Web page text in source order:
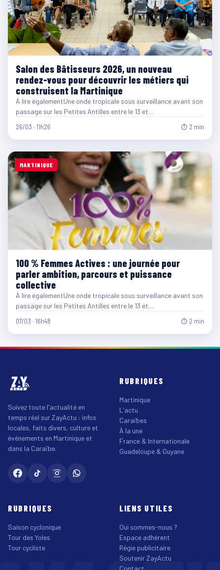
Salon des Bâtisseurs 2026, un nouveau
rendez-vous pour découvrir les métiers qui
construisent la Martinique
À lire égalementUne onde tropicale sous surveillance avant son
passage sur les Petites Antilles entre le 13 et…
26/03 · 11h26 ⏱ 2 min
MARTINIQUE
100 % Femmes Actives : une journée pour
parler ambition, parcours et puissance
collective
À lire égalementUne onde tropicale sous surveillance avant son
passage sur les Petites Antilles entre le 13 et…
07/03 · 16h48 ⏱ 2 min
Suivez toute l'actualité en
temps réel sur ZayActu : infos
locales, faits divers, culture et
événements en Martinique et
dans la Caraïbe.
RUBRIQUES
Martinique
L'actu
Caraïbes
À la une
France & Internationale
Guadeloupe & Guyane
RUBRIQUES
Saison cyclonique
Tour des Yoles
Tour cycliste
LIENS UTILES
Qui sommes-nous ?
Espace adhérent
Régie publicitaire
Soutenir ZayActu